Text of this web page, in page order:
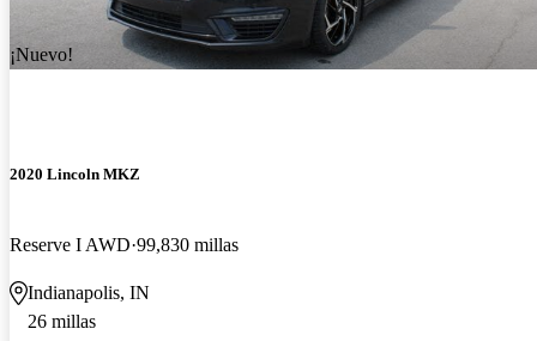
¡Nuevo!
2020 Lincoln MKZ
Reserve I AWD 99,830 millas
Indianapolis, IN
26 millas